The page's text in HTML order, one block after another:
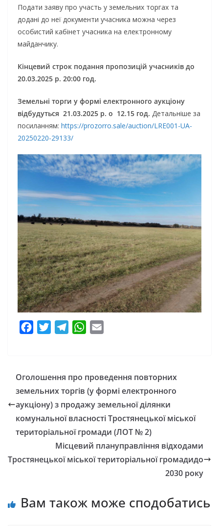
Подати заяву про участь у земельних торгах та
додані до неї документи учасника можна через
особистий кабінет учасника на електронному
майданчику.
Кінцевий строк подання пропозицій учасників до
20.03.2025 р. 20:00 год.
Земельні торги у формі електронного аукціону
відбудуться 21.03.2025 р. о 12.15 год. Детальніше за
посиланням: https://prozorro.sale/auction/LRE001-UA-
20250220-29133/
b
o
o
k
t
e
r
g
r
a
m
W
s
A
p
p
l
Оголошення про проведення повторних
земельних торгів (у формі електронного
аукціону) з продажу земельної ділянки
комунальної власності Тростянецької міської
територіальної громади (ЛОТ № 2)
Місцевий плануправління відходами
Тростянецької міської територіальної громадидо
2030 року
Вам також може сподобатись